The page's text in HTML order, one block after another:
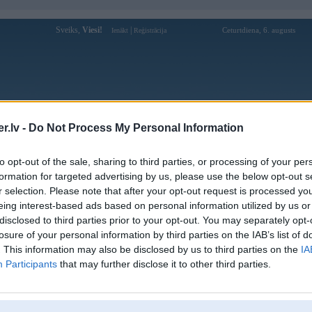
- Do Not Process My Personal Information
opt-out of the sale, sharing to third parties, or processing of your
for targeted advertising by us, please use the below opt-out
selection. Please note that after your opt-out request is processed
interest-based ads based on personal information utilized by us
to third parties prior to your opt-out. You may separately
of your personal information by third parties on the IAB’s list of
This information may also be disclosed by us to third parties on the
Participants that may further disclose it to other third parties.
Sveiks, Viesi! Ienākt Reģistrācija Ceturtdiena, 6. augusts
Forums Galerijas Reģistrācija Lietotāji
Lietotāja hitclubsjpnet profils
Pēdējo reizi manīts: 20. May 2026, 19:32
Lietotājvārds:
hitclubsjpnet
Ziņojumi forumā:
0
[Pēdējie ziņojumi forumā]